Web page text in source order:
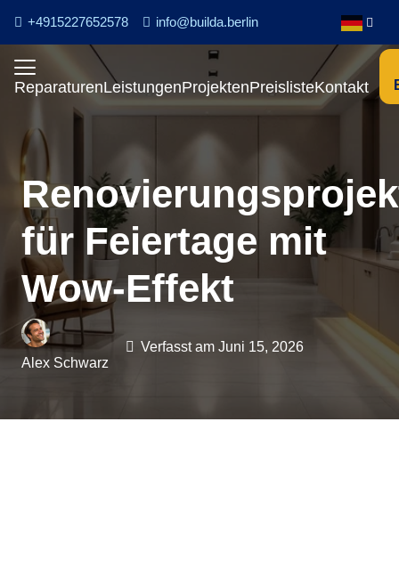
+4915227652578 info@builda.berlin
ReparaturenLeistungenProjektenPreislisteKontakt
für Feiertage mit
Wow-Effekt
Alex Schwarz
Verfasst am Juni 15, 2026